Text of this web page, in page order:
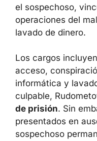
el sospechoso,
operaciones del
lavado de dinero.
Los cargos
acceso,
informática y
culpable,
de prisión. Sin
presentados en
sospechoso